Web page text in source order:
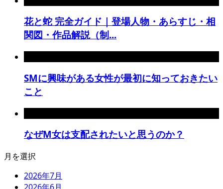
花と蛇 完全ガイド｜登場人物・あらすじ・相
関図・作品解説（制...
SMに興味がある女性が最初に知っておきたい
こと
なぜM女は支配されたいと思うのか？
月を選択
2026年7月